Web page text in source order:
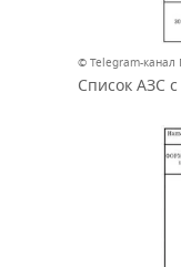
© Telegram-канал
Список АЗС